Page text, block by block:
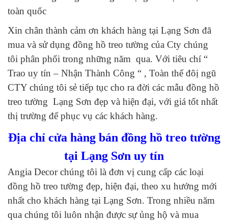
toàn quốc
Xin chân thành cảm ơn khách hàng tại Lạng Sơn đã
mua và sử dụng đồng hồ treo tường của Cty chúng
tôi phân phối trong những năm qua. Với tiêu chí “
Trao uy tín – Nhận Thành Công “ , Toàn thể đôị ngũ
CTY chúng tôi sẻ tiếp tục cho ra đời các mẫu đồng hồ
treo tường Lạng Sơn đẹp và hiện đại, với giá tốt nhất
thị trường để phục vụ các khách hàng.
Địa chỉ cửa hàng bán đồng hồ treo tường
tại Lạng Sơn uy tín
Angia Decor chúng tôi là đơn vị cung cấp các loại
đồng hồ treo tường đẹp, hiện đại, theo xu hướng mới
nhất cho khách hàng tại Lạng Sơn. Trong nhiều năm
qua chúng tôi luôn nhận được sự ủng hộ và mua